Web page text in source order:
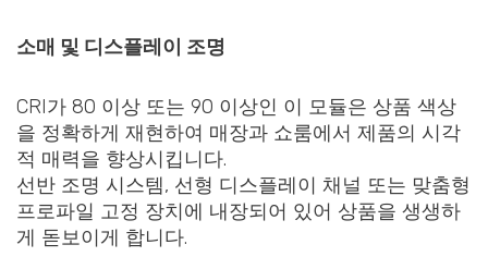
소매 및 디스플레이 조명
CRI가 80 이상 또는 90 이상인 이 모듈은 상품 색상
을 정확하게 재현하여 매장과 쇼룸에서 제품의 시각
적 매력을 향상시킵니다.
선반 조명 시스템, 선형 디스플레이 채널 또는 맞춤형
프로파일 고정 장치에 내장되어 있어 상품을 생생하
게 돋보이게 합니다.